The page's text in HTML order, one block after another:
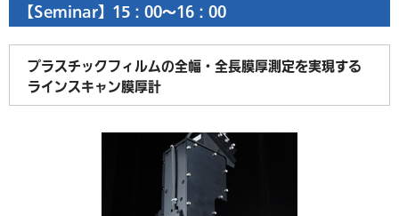
【Seminar】15：00～16：00
プラスチックフィルムの全幅・全長膜厚測定を実現する
ラインスキャン膜厚計